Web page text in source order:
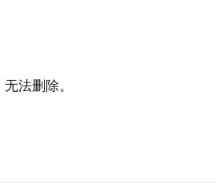
法删除。